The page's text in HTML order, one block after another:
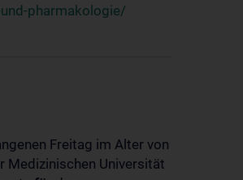
pharmakologie/
Freitag im Alter von
Medizinischen Universität